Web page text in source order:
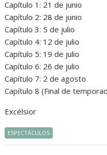
Capítulo 1: 21 de junio
Capítulo 2: 28 de junio
Capítulo 3: 5 de julio
Capítulo 4: 12 de julio
Capítulo 5: 19 de julio
Capítulo 6: 26 de julio
Capítulo 7: 2 de agosto
Capítulo 8 (Final de
Excélsior
ESPECTÁCULOS